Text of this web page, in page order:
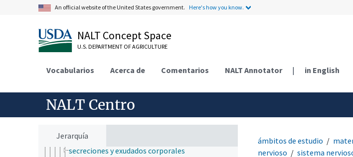
An official website of the United States government. Here's how you know.
NALT Concept Space
U.S. DEPARTMENT OF AGRICULTURE
Vocabularios Acerca de Comentarios NALT Annotator | in English
NALT Centro
Jerarquía
apicultura
biología de los insectos
biología evolutiva
biología molecular
botánica
anatomía y morfología
fluidos corporales
órganos animales
secreciones y exudados corporales
ámbitos de estudio
nervioso
sistema